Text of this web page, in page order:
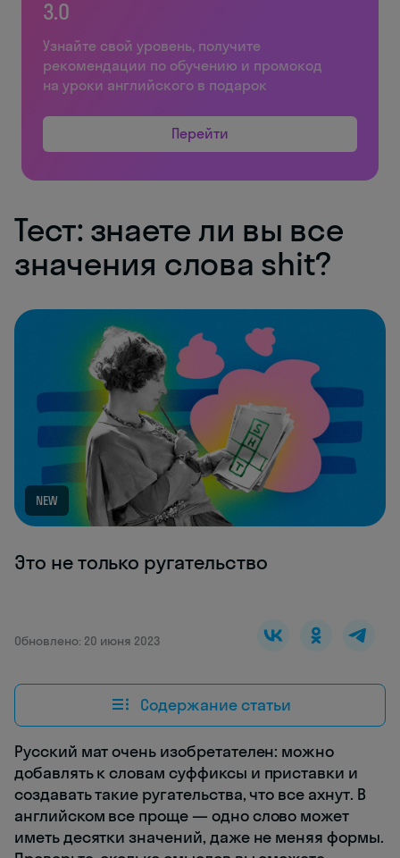
3.0
Узнайте свой уровень, получите
рекомендации по обучению и промокод
на уроки английского в подарок
Перейти
Тест: знаете ли вы все
значения слова shit?
NEW
Это не только ругательство
Обновлено: 20 июня 2023
Содержание статьи
Русский мат очень изобретателен: можно
добавлять к словам суффиксы и приставки и
создавать такие ругательства, что все ахнут. В
английском все проще — одно слово может
иметь десятки значений, даже не меняя формы.